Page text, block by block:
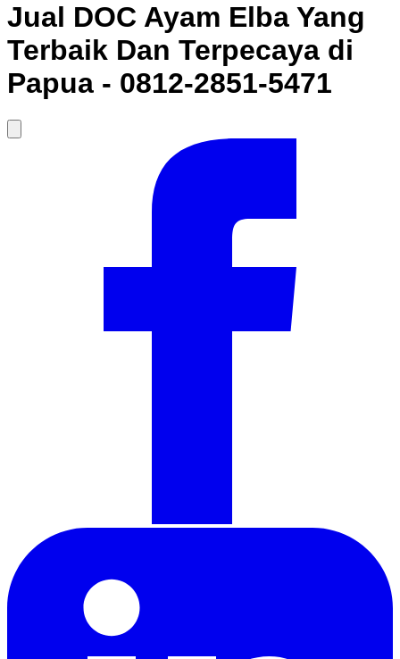
Jual DOC Ayam Elba Yang
Terbaik Dan Terpecaya di
Papua - 0812-2851-5471